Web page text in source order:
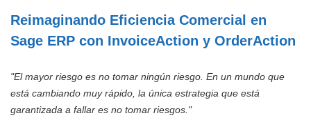
Reimaginando Eficiencia Comercial en
Sage ERP con InvoiceAction y OrderAction
"El mayor riesgo es no tomar ningún riesgo. En un mundo que
está cambiando muy rápido, la única estrategia que está
garantizada a fallar es no tomar riesgos."